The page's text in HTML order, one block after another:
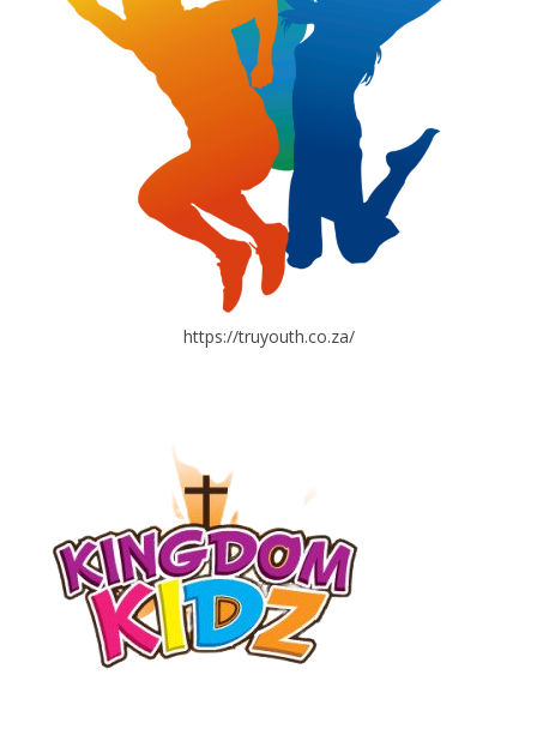
https://truyouth.co.za/